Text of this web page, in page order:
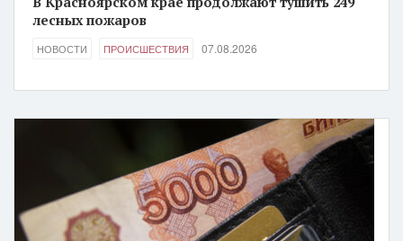
лесных пожаров
НОВОСТИ ПРОИСШЕСТВИЯ 07.08.2026